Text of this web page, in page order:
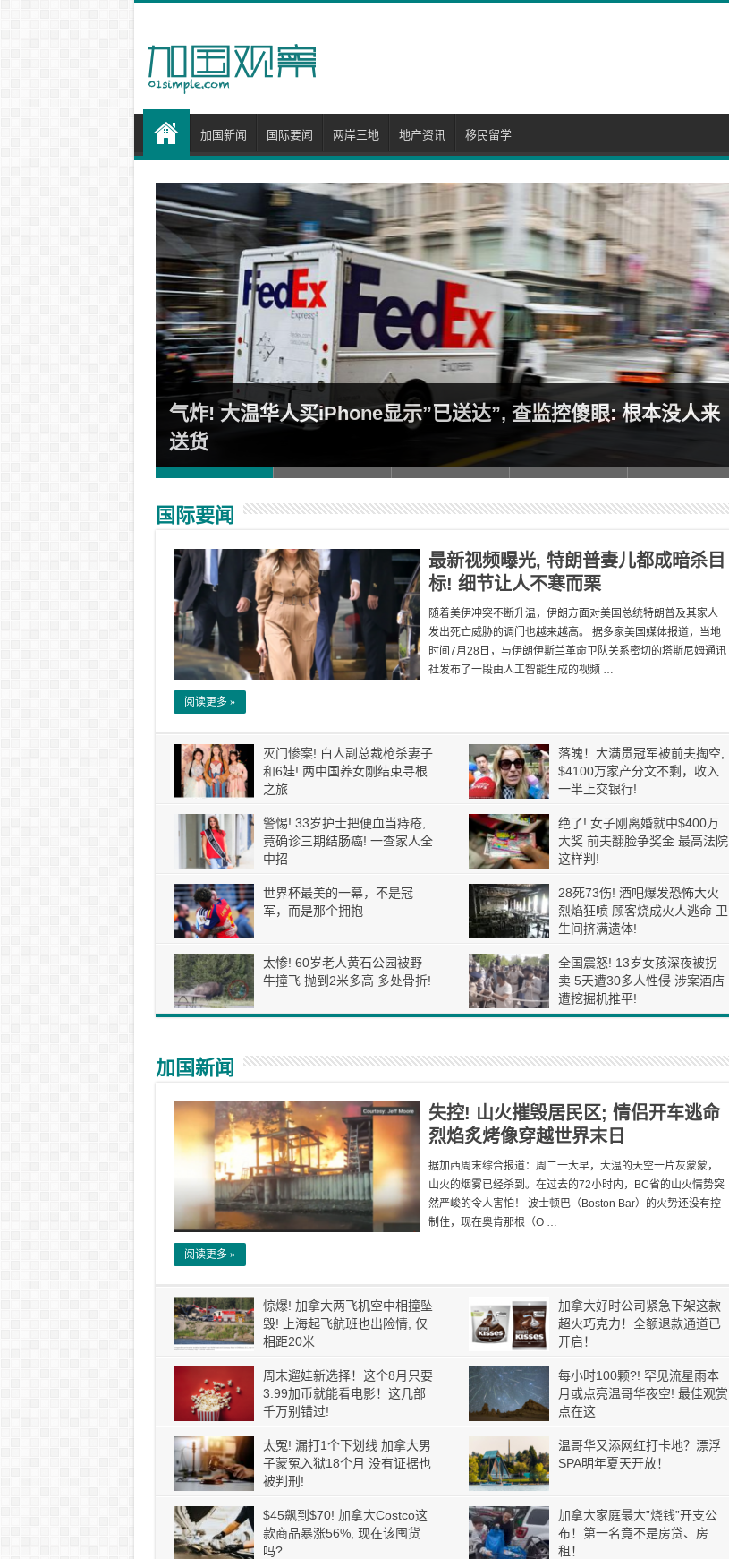
加国新闻 国际要闻 两岸三地 地产资讯 移民留学
气炸! 大温华人买iPhone显示”已送达”, 查监控傻眼: 根本没人来
送货
国际要闻
最新视频曝光, 特朗普妻儿都成暗杀目
标! 细节让人不寒而栗
随着美伊冲突不断升温，伊朗方面对美国总统特朗普及其家人
发出死亡威胁的调门也越来越高。 据多家美国媒体报道，当地
时间7月28日，与伊朗伊斯兰革命卫队关系密切的塔斯尼姆通讯
社发布了一段由人工智能生成的视频 …
阅读更多 »
灭门惨案! 白人副总裁枪杀妻子
和6娃! 两中国养女刚结束寻根
之旅
落魄！大满贯冠军被前夫掏空,
$4100万家产分文不剩，收入
一半上交银行!
警惕! 33岁护士把便血当痔疮,
竟确诊三期结肠癌! 一查家人全
中招
绝了! 女子刚离婚就中$400万
大奖 前夫翻脸争奖金 最高法院
这样判!
世界杯最美的一幕，不是冠
军，而是那个拥抱
28死73伤! 酒吧爆发恐怖大火
烈焰狂喷 顾客烧成火人逃命 卫
生间挤满遗体!
太惨! 60岁老人黄石公园被野
牛撞飞 抛到2米多高 多处骨折!
全国震怒! 13岁女孩深夜被拐
卖 5天遭30多人性侵 涉案酒店
遭挖掘机推平!
加国新闻
失控! 山火摧毁居民区; 情侣开车逃命
烈焰炙烤像穿越世界末日
据加西周末综合报道：周二一大早，大温的天空一片灰蒙蒙，
山火的烟雾已经杀到。在过去的72小时内，BC省的山火情势突
然严峻的令人害怕！ 波士顿巴（Boston Bar）的火势还没有控
制住，现在奥肯那根（O …
阅读更多 »
惊爆! 加拿大两飞机空中相撞坠
毁! 上海起飞航班也出险情, 仅
相距20米
加拿大好时公司紧急下架这款
超火巧克力！全额退款通道已
开启！
周末遛娃新选择！这个8月只要
3.99加币就能看电影！这几部
千万别错过!
每小时100颗?! 罕见流星雨本
月或点亮温哥华夜空! 最佳观赏
点在这
太冤! 漏打1个下划线 加拿大男
子蒙冤入狱18个月 没有证据也
被判刑!
温哥华又添网红打卡地？漂浮
SPA明年夏天开放！
$45飙到$70! 加拿大Costco这
款商品暴涨56%, 现在该囤货
吗?
加拿大家庭最大”烧钱”开支公
布！第一名竟不是房贷、房
租！